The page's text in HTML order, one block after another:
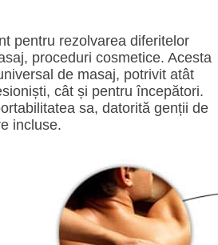
pentru rezolvarea diferitelor
proceduri cosmetice. Acesta
de masaj, potrivit atât
cât și pentru începători.
sa, datorită genții de
incluse.